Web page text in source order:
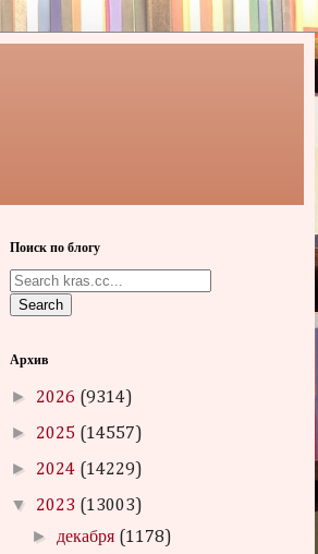
Поиск по блогу
Search
Архив
► 2026 (9314)
► 2025 (14557)
► 2024 (14229)
▼ 2023 (13003)
► декабря (1178)